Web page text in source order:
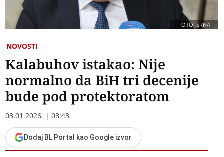
FOTO: SRNA
NOVOSTI
Kalabuhov istakao: Nije
normalno da BiH tri decenije
bude pod protektoratom
03.01.2026. | 08:43
Dodaj BL Portal kao Google izvor